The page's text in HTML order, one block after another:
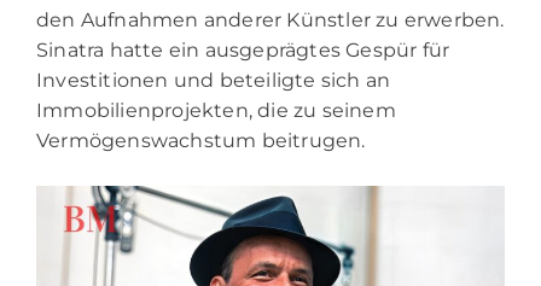
den Aufnahmen anderer Künstler zu erwerben.
Sinatra hatte ein ausgeprägtes Gespür für
Investitionen und beteiligte sich an
Immobilienprojekten, die zu seinem
Vermögenswachstum beitrugen.